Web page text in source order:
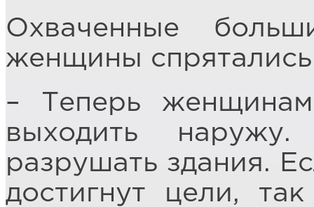
Охваченные
женщины
– Теперь
выходить
разрушать здания.
достигнут цели,